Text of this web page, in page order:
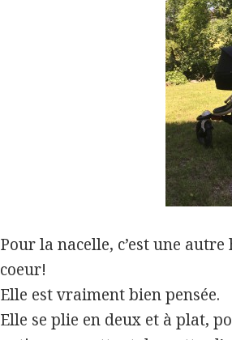
Pour la nacelle, c’est une
coeur!
Elle est vraiment bien pensée.
Elle se plie en deux et à plat,